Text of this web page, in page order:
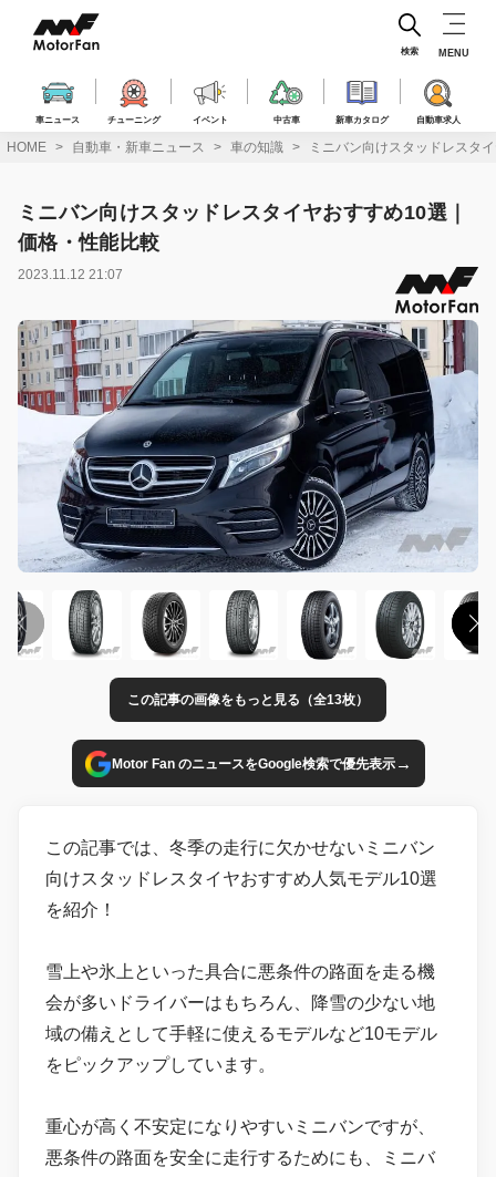
ス
車ニュース チューニング イベント 中古車 新車カタログ 自動車求人
検索 MENU
HOME 自動車・新車ニュース 車の知識 ミニバン向けスタッドレスタ
ミニバン向けスタッドレスタイヤおすすめ10選｜
価格・性能比較
2023.11.12 21:07
この記事の画像をもっと見る（全13枚）
Motor Fan のニュースをGoogle検索で優先表示→
この記事では、冬季の走行に欠かせないミニバン
向けスタッドレスタイヤおすすめ人気モデル10選
を紹介！
雪上や氷上といった具合に悪条件の路面を走る機
会が多いドライバーはもちろん、降雪の少ない地
域の備えとして手軽に使えるモデルなど10モデル
をピックアップしています。
重心が高く不安定になりやすいミニバンですが、
悪条件の路面を安全に走行するためにも、ミニバ